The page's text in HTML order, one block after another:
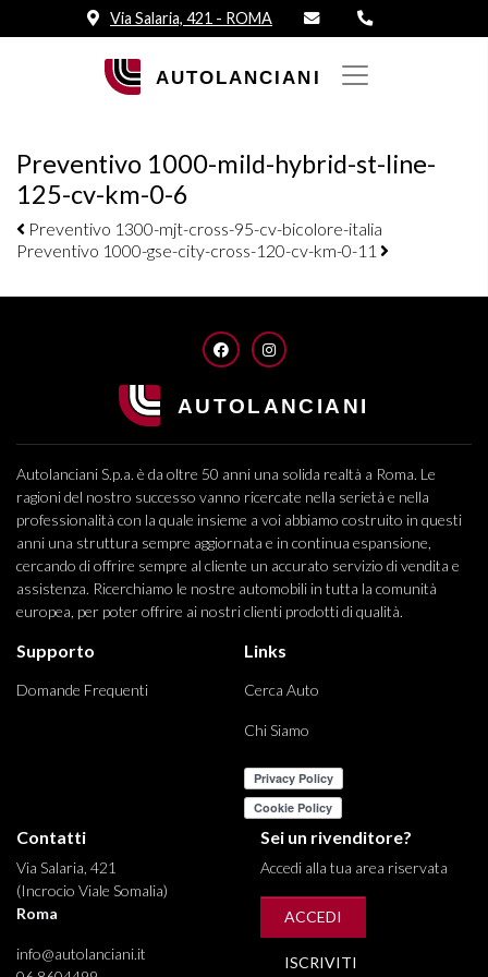
Via Salaria, 421 - ROMA
Preventivo 1000-mild-hybrid-st-line-
125-cv-km-0-6
Navigazione elementi
Preventivo 1300-mjt-cross-95-cv-bicolore-italia
Preventivo 1000-gse-city-cross-120-cv-km-0-11
FACEBOOKINSTAGRAM
Autolanciani S.p.a. è da oltre 50 anni una solida realtà a Roma. Le
ragioni del nostro successo vanno ricercate nella serietà e nella
professionalità con la quale insieme a voi abbiamo costruito in questi
anni una struttura sempre aggiornata e in continua espansione,
cercando di offrire sempre al cliente un accurato servizio di vendita e
assistenza. Ricerchiamo le nostre automobili in tutta la comunità
europea, per poter offrire ai nostri clienti prodotti di qualità.
Supporto
Domande Frequenti
Links
Cerca Auto
Chi Siamo
Contatti
Via Salaria, 421
(Incrocio Viale Somalia)
Roma
info@autolanciani.it
Sei un rivenditore?
Accedi alla tua area riservata
ACCEDI
ISCRIVITI